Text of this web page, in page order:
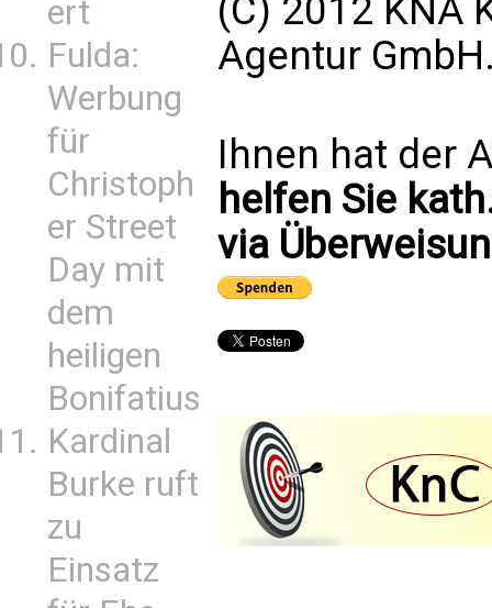
ert
Fulda:
Werbung
für
Christoph
er Street
Day mit
dem
heiligen
Bonifatius
Kardinal
Burke ruft
zu
Einsatz
(C) 2012 KNA
Agentur
Ihnen hat der
helfen Sie
via